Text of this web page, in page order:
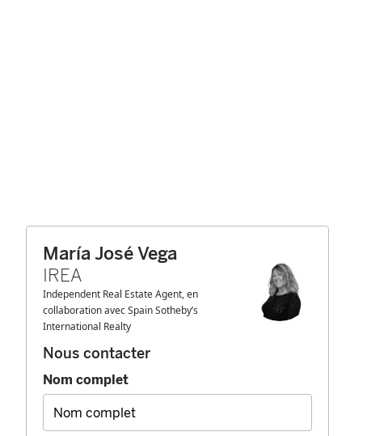
María José Vega
IREA
Independent Real Estate Agent, en
collaboration avec Spain Sotheby’s
International Realty
Nous contacter
Nom complet